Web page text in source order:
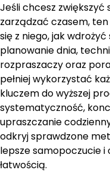
Jeśli chcesz
zarządzać czasem, ten
się z niego, jak
planowanie dnia,
rozpraszaczy oraz
pełniej wykorzystać
kluczem do wyższej
systematyczność,
upraszczanie
odkryj sprawdzone
lepsze samopoczucie i
łatwością.